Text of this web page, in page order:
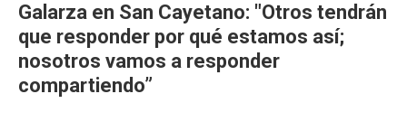
Galarza en San Cayetano: "Otros tendrán
que responder por qué estamos así;
nosotros vamos a responder
compartiendo”